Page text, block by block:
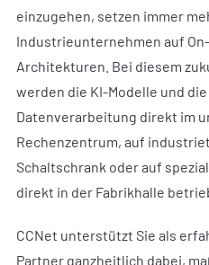
einzugehen, setzen immer
Industrieunternehmen auf
Architekturen. Bei diesem
werden die KI-Modelle und
Datenverarbeitung direkt im
Rechenzentrum, auf
Schaltschrank oder auf
direkt in der Fabrikhalle
CCNet unterstützt Sie als
Partner ganzheitlich dabei,